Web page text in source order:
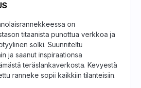
on
titaanista punottua verkkoa ja
solki. Suunniteltu
ja saanut inspiraationsa
teräslankaverkosta. Kevyestä
ranneke sopii kaikkiin tilanteisiin.